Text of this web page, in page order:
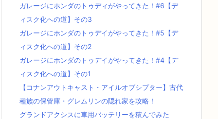
ガレージにホンダのトゥディがやってきた！#6【デ
ィスク化への道】その3
ガレージにホンダのトゥデイがやってきた！#5【デ
ィスク化への道】その2
ガレージにホンダのトゥデイがやってきた！#4【デ
ィスク化への道】その1
【コナンアウトキャスト・アイルオブシプター】古代
種族の保管庫・グレムリンの隠れ家を攻略！
グランドアクシスに車用バッテリーを積んでみた